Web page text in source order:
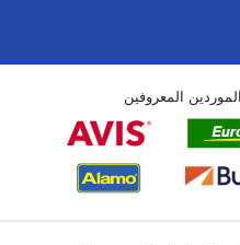
المعروفين